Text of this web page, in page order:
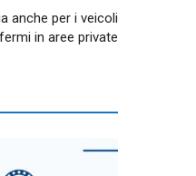
anche per i veicoli
fermi in aree private